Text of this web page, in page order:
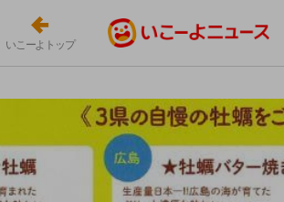
いこーよトップ